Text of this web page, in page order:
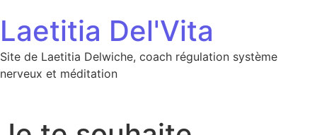
Laetitia Del'Vita
Site de Laetitia Delwiche, coach régulation système
nerveux et méditation